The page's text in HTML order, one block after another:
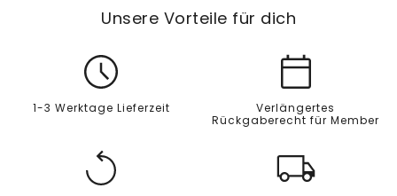
Unsere Vorteile für dich
1-3 Werktage Lieferzeit
Verlängertes
Rückgaberecht für Member